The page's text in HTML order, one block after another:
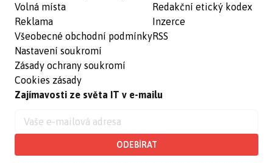
Volná místa
Reklama
Všeobecné obchodní podmínky
Nastavení soukromí
Zásady ochrany soukromí
Cookies zásady
Redakční etický kodex
Inzerce
RSS
Zajímavosti ze světa IT v e-mailu
ODEBÍRAT